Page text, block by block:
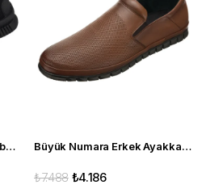
Büyük Numara Spor Ayakkabı - ERAY-02 Siyah Büyük Numara Erkek Ayakkabı AG1041-1 Fındık
₺4.186
₺7.488